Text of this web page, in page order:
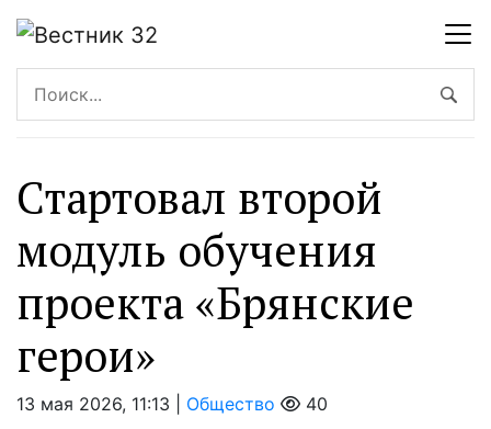
Стартовал второй
модуль обучения
проекта «Брянские
герои»
13 мая 2026, 11:13 | Общество 40